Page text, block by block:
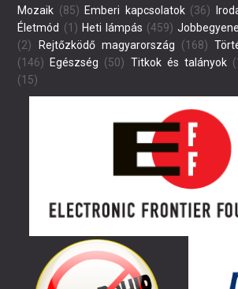
Mozaik (85) Emberi kapcsolatok(36)
Életmód (1) Heti lámpás (459)
(2)
Rejtőzködő magyarország (168)
(146)
Egészség (50) Titkok és talányok
(15)